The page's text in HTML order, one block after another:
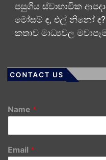
පසුගිය ස්වාභාවික
මෝසම් ද, එල් නිනෝ
කතාව මාධ්‍යවල
CONTACT US
Name *
Email *